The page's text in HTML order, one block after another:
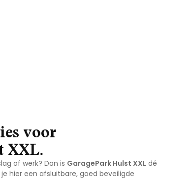
voor
XXL.
of werk? Dan is GaragePark Hulst XXL dé
hier een afsluitbare, goed beveiligde